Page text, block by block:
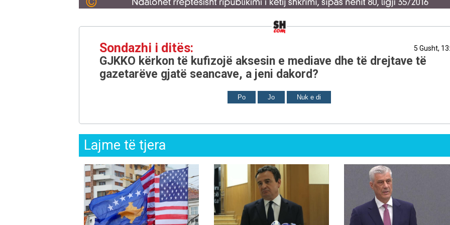
Sondazhi i ditës: 5 Gusht,
GJKKO kërkon të kufizojë aksesin e mediave dhe të drejtave të
gazetarëve gjatë seancave, a jeni dakord?
Po Jo Nuk e di
Lajme të tjera